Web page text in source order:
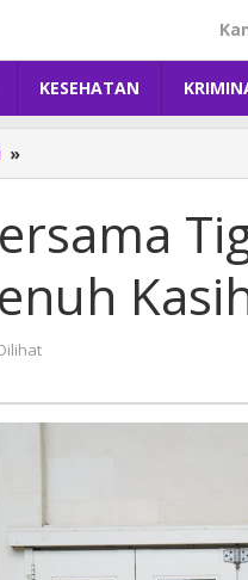
KESEHATAN
»
Bersama
BUMN,
Wujudkan
Penuh
di